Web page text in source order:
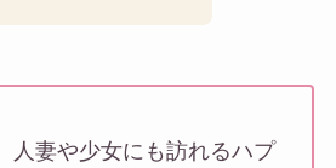
人妻や少女にも訪れるハプ